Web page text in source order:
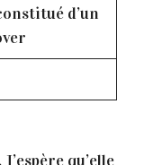
d’un
qu’elle